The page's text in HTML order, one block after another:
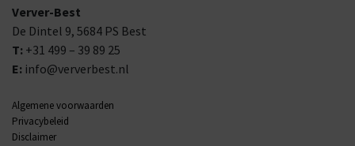
Verver-Best
De Dintel 9, 5684 PS Best
T: +31 499 – 39 89 25
E: info@ververbest.nl
Algemene voorwaarden
Privacybeleid
Disclaimer